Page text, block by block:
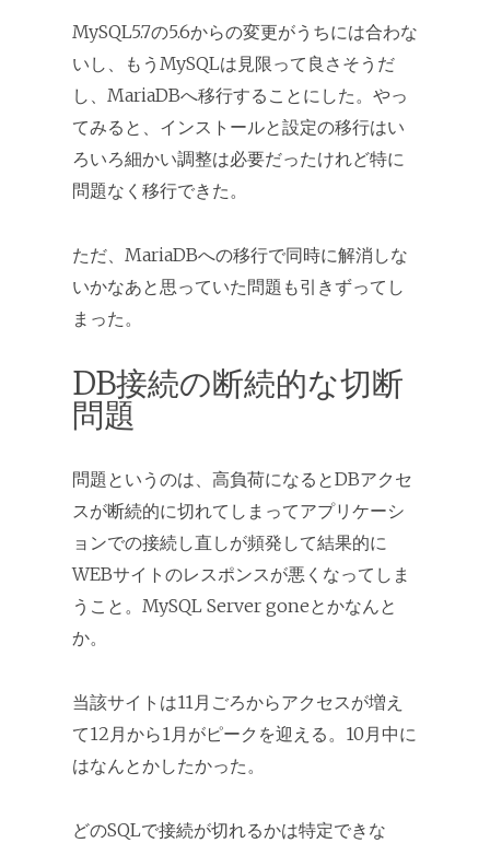
MySQL5.7の5.6からの変更がうちには合わな
いし、もうMySQLは見限って良さそうだ
し、MariaDBへ移行することにした。やっ
てみると、インストールと設定の移行はい
ろいろ細かい調整は必要だったけれど特に
問題なく移行できた。
ただ、MariaDBへの移行で同時に解消しな
いかなあと思っていた問題も引きずってし
まった。
DB接続の断続的な切断
問題
問題というのは、高負荷になるとDBアクセ
スが断続的に切れてしまってアプリケーシ
ョンでの接続し直しが頻発して結果的に
WEBサイトのレスポンスが悪くなってしま
うこと。MySQL Server goneとかなんと
か。
当該サイトは11月ごろからアクセスが増え
て12月から1月がピークを迎える。10月中に
はなんとかしたかった。
どのSQLで接続が切れるかは特定できな